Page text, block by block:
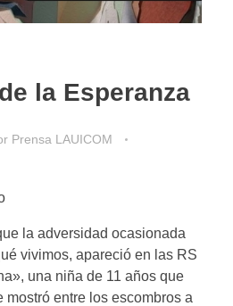
la Esperanza
Prensa LAUICOM
la adversidad ocasionada
vivimos, apareció en las RS
una niña de 11 años que
mostró entre los escombros a